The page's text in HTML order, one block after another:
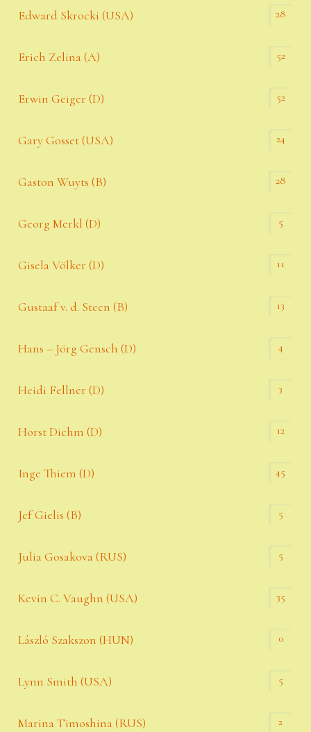
Edward Skrocki (USA) 28
Erich Zelina (A) 52
Erwin Geiger (D) 52
Gary Gosset (USA) 24
Gaston Wuyts (B) 28
Georg Merkl (D) 5
Gisela Völker (D) 11
Gustaaf v. d. Steen (B) 13
Hans – Jörg Gensch (D) 4
Heidi Fellner (D) 3
Horst Diehm (D) 12
Inge Thiem (D) 45
Jef Gielis (B) 5
Julia Gosakova (RUS) 5
Kevin C. Vaughn (USA) 35
László Szakszon (HUN) 0
Lynn Smith (USA) 5
Marina Timoshina (RUS) 2